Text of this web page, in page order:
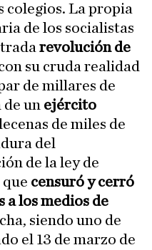
colegios. La propia
de los socialistas
revolución de
su cruda realidad
de millares de
un ejército
de miles de
del
de la ley de
censuró y cerró
a los medios de
siendo uno de
el 13 de marzo de